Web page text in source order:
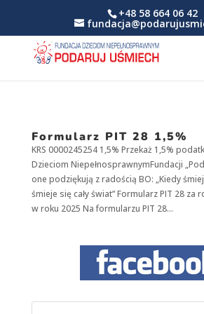
+48 58 664 06 42
Formularz PIT 28 1,5%
KRS 0000245254 1,5% Przekaż 1,5%
Dzieciom NiepełnosprawnymFundacji
one podziękują z radością BO: „Kiedy
śmieje się cały świat” Formularz PIT 28 za
w roku 2025 Na formularzu PIT 28...